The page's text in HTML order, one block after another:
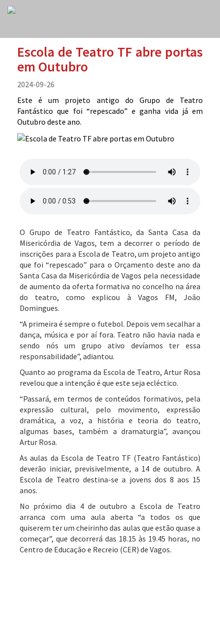
Escola de Teatro TF abre portas
em Outubro
2024-09-26
Este é um projeto antigo do Grupo de Teatro
Fantástico que foi “repescado” e ganha vida já em
Outubro deste ano.
O Grupo de Teatro Fantástico, da Santa Casa da
Misericórdia de Vagos, tem a decorrer o período de
inscrições para a Escola de Teatro, um projeto antigo
que foi “repescado” para o Orçamento deste ano da
Santa Casa da Misericórdia de Vagos pela necessidade
de aumento da oferta formativa no concelho na área
do teatro, como explicou à Vagos FM, João
Domingues.
“A primeira é sempre o futebol. Depois vem secalhar a
dança, música e por aí fora. Teatro não havia nada e
sendo nós um grupo ativo devíamos ter essa
responsabilidade”, adiantou.
Quanto ao programa da Escola de Teatro, Artur Rosa
revelou que a intenção é que este seja ecléctico.
“Passará, em termos de conteúdos formativos, pela
expressão cultural, pelo movimento, expressão
dramática, a voz, a história e teoria do teatro,
algumas bases, também a dramaturgia”, avançou
Artur Rosa.
As aulas da Escola de Teatro TF (Teatro Fantástico)
deverão iniciar, previsivelmente, a 14 de outubro. A
Escola de Teatro destina-se a jovens dos 8 aos 15
anos.
No próximo dia 4 de outubro a Escola de Teatro
arranca com uma aula aberta “a todos os que
quiserem ter um cheirinho das aulas que estão quase a
começar”, que decorrerá das 18.15 às 19.45 horas, no
Centro de Educação e Recreio (CER) de Vagos.